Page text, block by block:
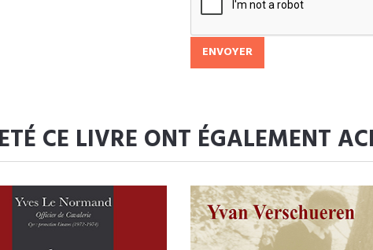
ENVOYER
CE LIVRE ONT ÉGALEMENT